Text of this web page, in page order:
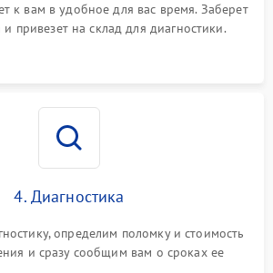
к вам в удобное для вас время. Заберет
привезет на склад для диагностики.
4. Диагностика
определим поломку и стоимость
и сразу сообщим вам о сроках ее